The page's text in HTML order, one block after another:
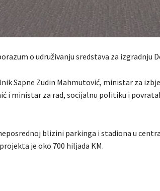
o udruživanju sredstava za izgradnju
Sapne Zudin Mahmutović, ministar za
i ministar za rad, socijalnu politiku i
blizini parkinga i stadiona u
je oko 700 hiljada KM.